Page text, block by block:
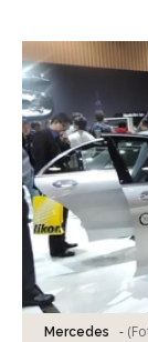
Mercedes -